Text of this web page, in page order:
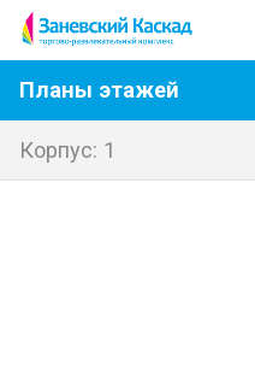
Планы этажей
Корпус: 1